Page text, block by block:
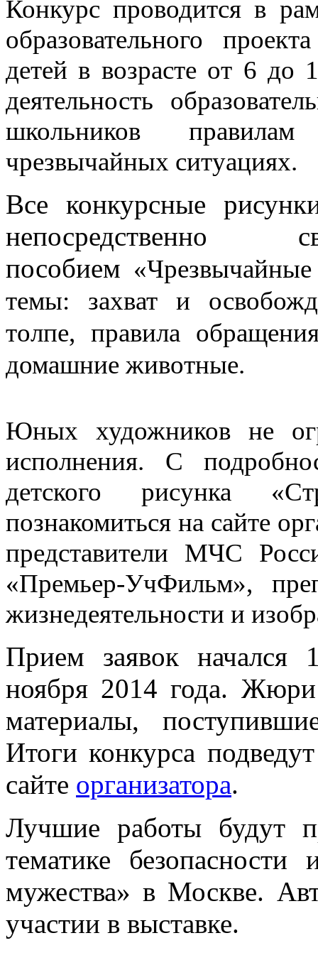
Конкурс проводится в
образовательного
детей в возрасте от 6 до
деятельность
школьников
чрезвычайных ситуациях.
Все конкурсные
пособием
темы: захват и
толпе, правила
домашние животные.
Юных художников не
исполнения. С
детского рисунка
познакомиться на сайте
представители МЧС
«Премьер-УчФильм»,
жизнедеятельности и
Прием заявок начался
ноября 2014 года. Жюри
материалы,
Итоги конкурса
сайте организатора.
Лучшие работы будут
тематике
мужества» в Москве.
участии в выставке.